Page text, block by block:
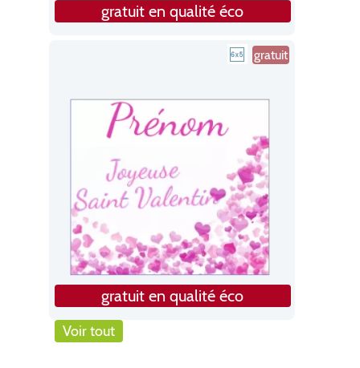
gratuit en qualité éco
gratuit
gratuit en qualité éco
Voir tout